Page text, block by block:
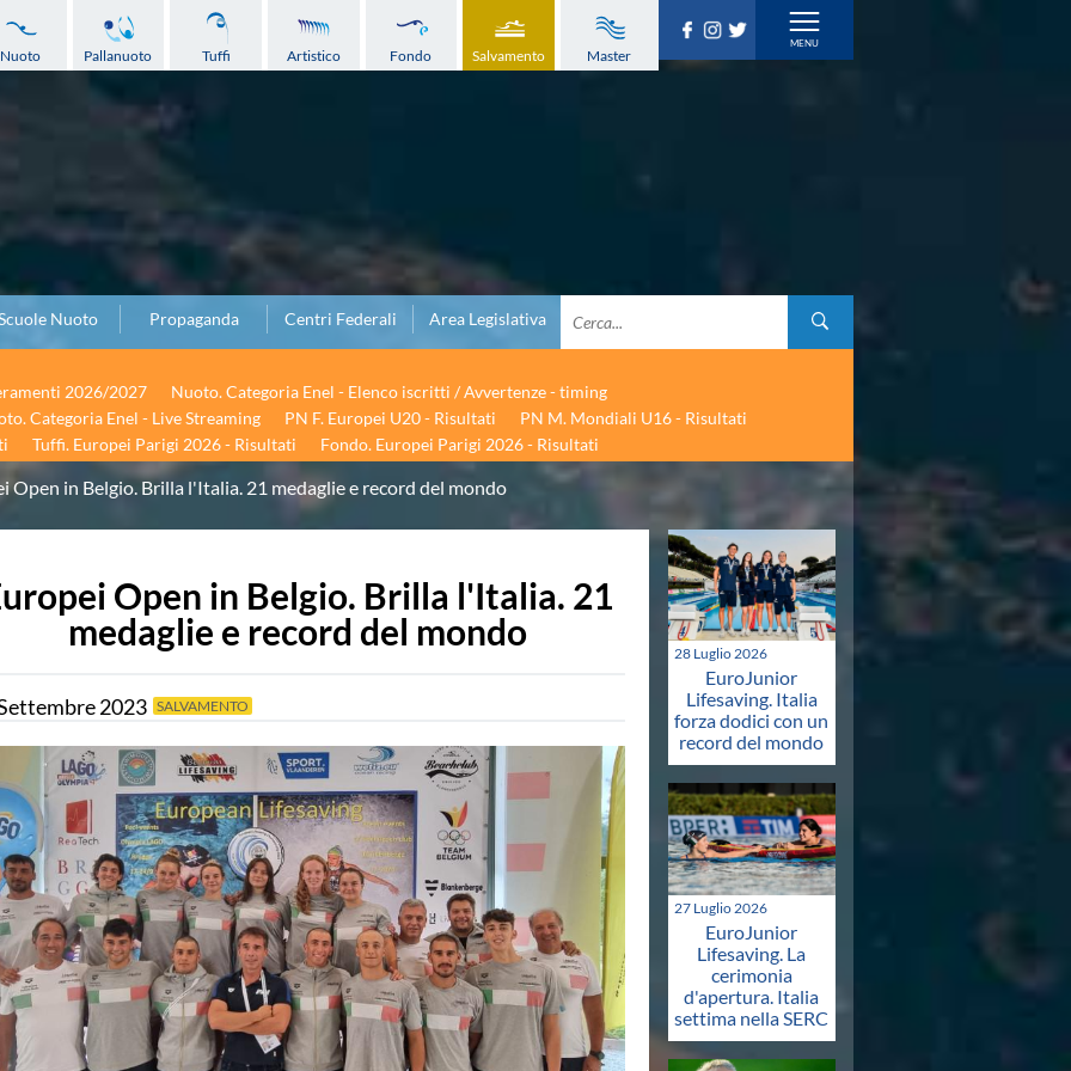
Nuoto Pallanuoto Tuffi Artistico Fondo Salvamento Master
Nuoto Propaganda Centri Federali Area Legislativa
2026/2027
Nuoto. Categoria Enel - Elenco iscritti / Avvertenze - timing
Categoria Enel - Live Streaming PN F. Europei U20 - Risultati
PN M. Mondiali U16 - Risultati
Tuffi. Europei Parigi 2026 - Risultati Fondo. Europei Parigi 2026 - Risultati
Open in Belgio. Brilla l'Italia. 21 medaglie e record del mondo
Open in Belgio. Brilla l'Italia. 21
medaglie e record del mondo
2023 SALVAMENTO
28 Luglio 2026
EuroJunior
Lifesaving. Italia
forza dodici con un
record del mondo
27 Luglio 2026
EuroJunior
Lifesaving. La
cerimonia
d'apertura. Italia
settima nella SERC